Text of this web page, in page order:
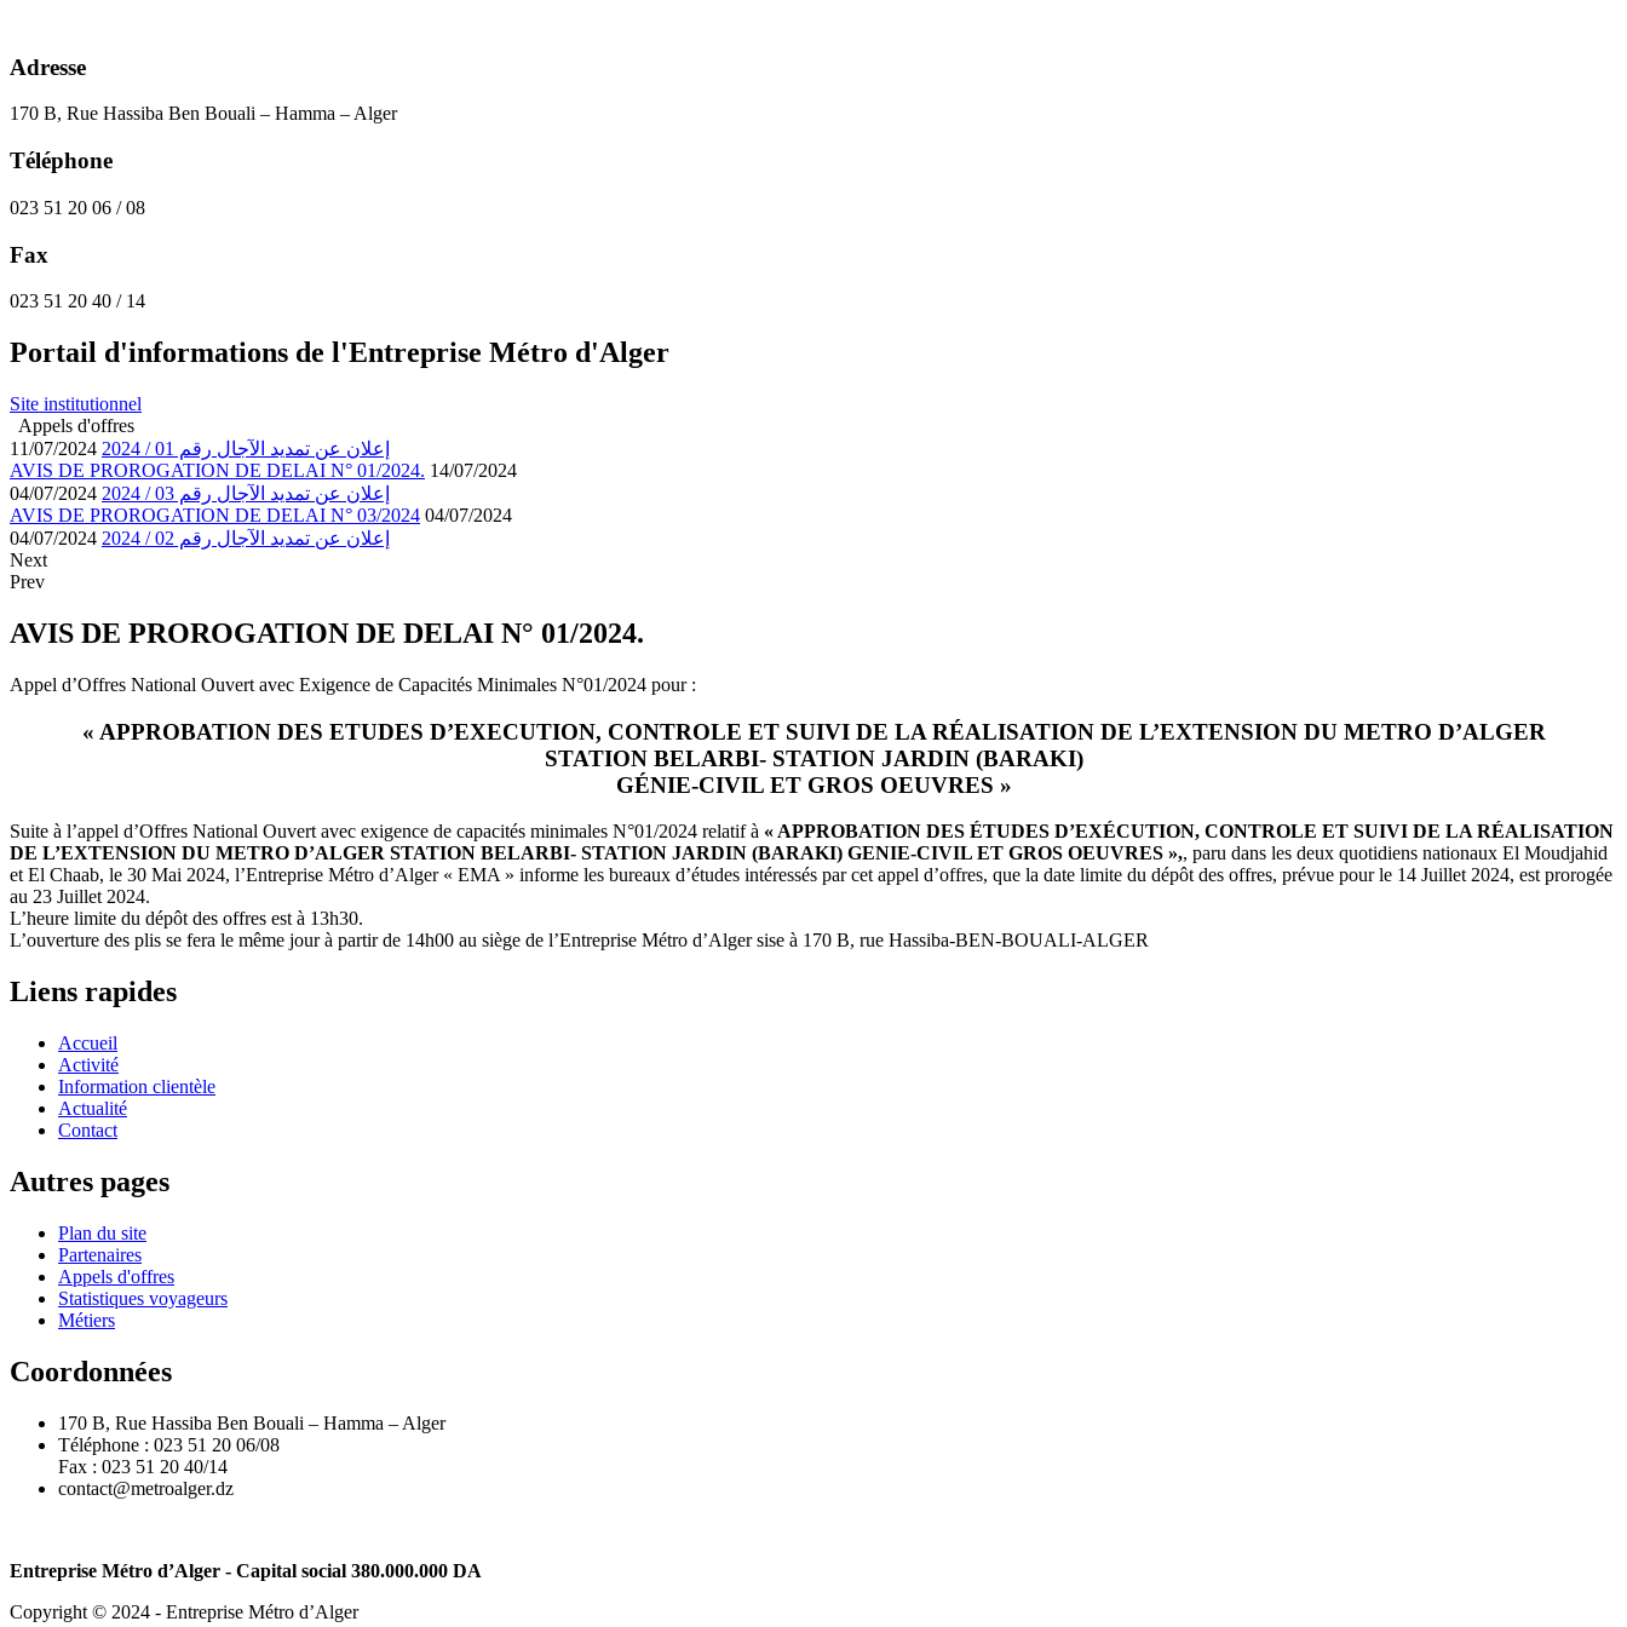
Adresse
170 B, Rue Hassiba Ben Bouali – Hamma – Alger
Téléphone
023 51 20 06 / 08
Fax
023 51 20 40 / 14
Portail d'informations de l'Entreprise Métro d'Alger
Site institutionnel
Appels d'offres
إعلان عن تمديد الآجال رقم 01 / 2024
11/07/2024
AVIS DE PROROGATION DE DELAI N° 01/2024. 14/07/2024
إعلان عن تمديد الآجال رقم 03 / 2024
04/07/2024
AVIS DE PROROGATION DE DELAI N° 03/2024 04/07/2024
إعلان عن تمديد الآجال رقم 02 / 2024
04/07/2024
Next
Prev
AVIS DE PROROGATION DE DELAI N° 01/2024.
Appel d’Offres National Ouvert avec Exigence de Capacités Minimales N°01/2024 pour :
« APPROBATION DES ETUDES D’EXECUTION, CONTROLE ET SUIVI DE LA RÉALISATION DE L’EXTENSION DU METRO D’ALGER
STATION BELARBI- STATION JARDIN (BARAKI)
GÉNIE-CIVIL ET GROS OEUVRES »
Suite à l’appel d’Offres National Ouvert avec exigence de capacités minimales N°01/2024 relatif à « APPROBATION DES ÉTUDES D’EXÉCUTION, CONTROLE ET SUIVI DE LA RÉALISATION
DE L’EXTENSION DU METRO D’ALGER STATION BELARBI- STATION JARDIN (BARAKI) GENIE-CIVIL ET GROS OEUVRES »,, paru dans les deux quotidiens nationaux El Moudjahid
et El Chaab, le 30 Mai 2024, l’Entreprise Métro d’Alger « EMA » informe les bureaux d’études intéressés par cet appel d’offres, que la date limite du dépôt des offres, prévue pour le 14 Juillet 2024, est prorogée
au 23 Juillet 2024.
L’heure limite du dépôt des offres est à 13h30.
L’ouverture des plis se fera le même jour à partir de 14h00 au siège de l’Entreprise Métro d’Alger sise à 170 B, rue Hassiba-BEN-BOUALI-ALGER
Liens rapides
Accueil
Activité
Information clientèle
Actualité
Contact
Autres pages
Plan du site
Partenaires
Appels d'offres
Statistiques voyageurs
Métiers
Coordonnées
170 B, Rue Hassiba Ben Bouali – Hamma – Alger
Téléphone : 023 51 20 06/08
Fax : 023 51 20 40/14
contact@metroalger.dz
Entreprise Métro d’Alger - Capital social 380.000.000 DA
Copyright © 2024 - Entreprise Métro d’Alger